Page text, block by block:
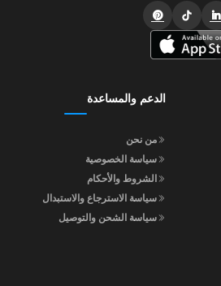
الدعم والمساعدة
من نحن
سياسة الخصوصية
الشروط والأحكام
سياسة الاسترجاع والاستبدال
سياسة الشحن والتوصيل